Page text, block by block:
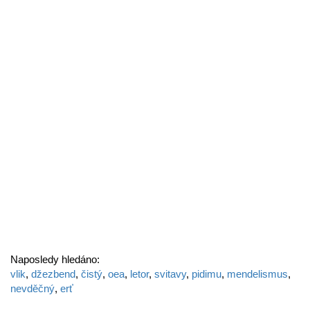
Naposledy hledáno:
vlik, džezbend, čistý, oea, letor, svitavy, pidimu, mendelismus,
nevděčný, erť